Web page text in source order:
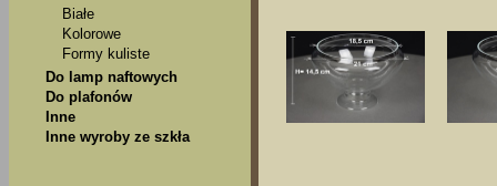
Białe
Kolorowe
Formy kuliste
Do lamp naftowych
Do plafonów
Inne
Inne wyroby ze szkła